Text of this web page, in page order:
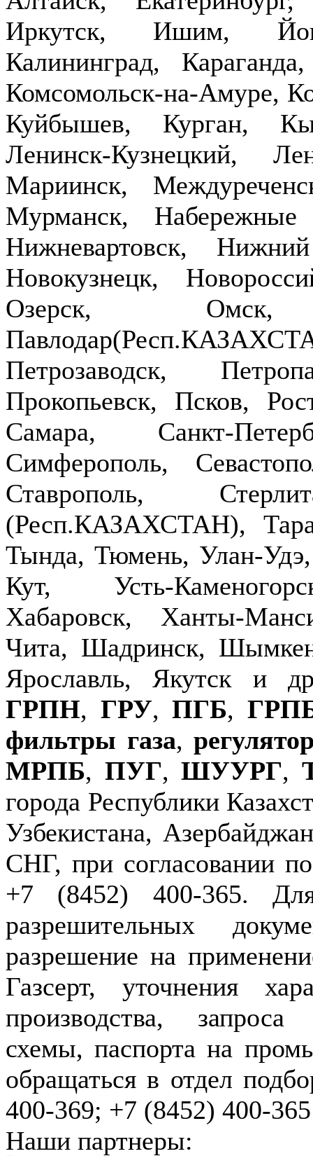
Иркутск, Ишим,
Калининград,
Комсомольск-на-Амуре,
Куйбышев, Курган,
Ленинск-Кузнецкий,
Мариинск,
Мурманск,
Нижневартовск,
Новокузнецк,
Озерск,
Петрозаводск,
Прокопьевск, Псков,
Самара, Санкт-
Симферополь,
Ставрополь,
(Респ.КАЗАХСТАН),
Тында, Тюмень, Улан-
Кут, Усть-
Хабаровск, Ханты-
Чита, Шадринск,
Ярославль, Якутск и
ГРПН, ГРУ,ПГБ,
фильтры газа,
МРПБ, ПУГ,ШУУРГ,
города Республики
Узбекистана,
СНГ, при согласовании
+7 (8452) 400-365.
разрешительных
разрешение на
Газсерт, уточнения
производства,
схемы, паспорта на
обращаться в отдел
400-369; +7 (8452) 400-365
Наши партнеры: